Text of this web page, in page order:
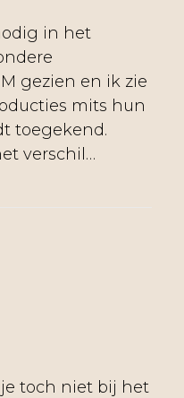
in het
gezien en ik zie
mits hun
toegekend.
verschil…
je toch niet bij het